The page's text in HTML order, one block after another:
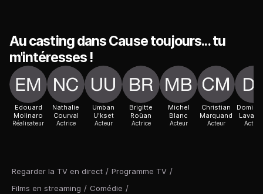
Regarder la TV en direct / Programme TV /
Films en streaming / Comédie /
Au casting dans Cause toujours... tu
m'intéresses !
Edouard
Molinaro
Réalisateur
Nathalie
Courval
Actrice
Umban
U'kset
Acteur
Brigitte
Roüan
Actrice
Michel
Blanc
Acteur
Christian
Marquand
Acteur Actrice